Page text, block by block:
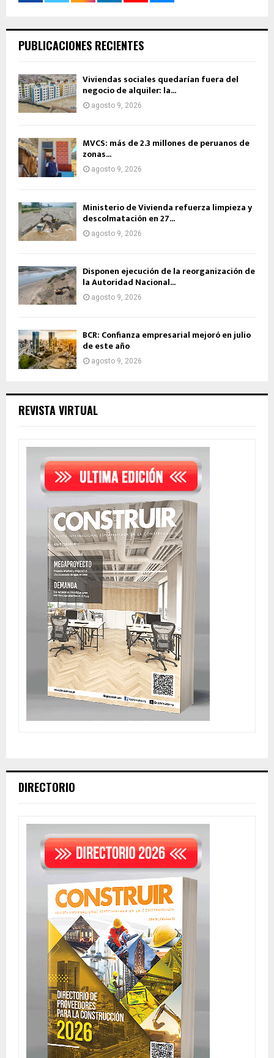
PUBLICACIONES RECIENTES
Viviendas sociales quedarían fuera del
negocio de alquiler: la...
agosto 9, 2026
MVCS: más de 2.3 millones de peruanos de
zonas...
agosto 9, 2026
Ministerio de Vivienda refuerza limpieza y
descolmatación en 27...
agosto 9, 2026
Disponen ejecución de la reorganización de
la Autoridad Nacional...
agosto 9, 2026
BCR: Confianza empresarial mejoró en julio
de este año
agosto 9, 2026
REVISTA VIRTUAL
DIRECTORIO